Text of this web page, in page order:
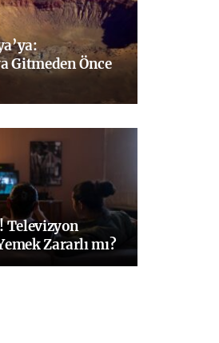
Gitmeden Önce
Televizyon
Zararlı mı?